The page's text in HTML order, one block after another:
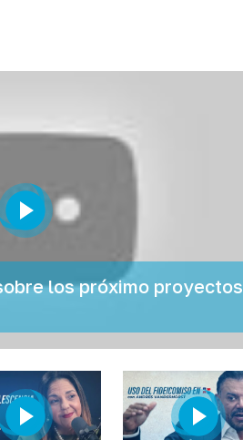
los próximo proyectos